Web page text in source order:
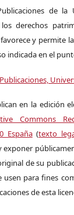
de la
derechos
y permite
indicada en el
en la edición
Commons
España(texto
de su
para fines
de esta